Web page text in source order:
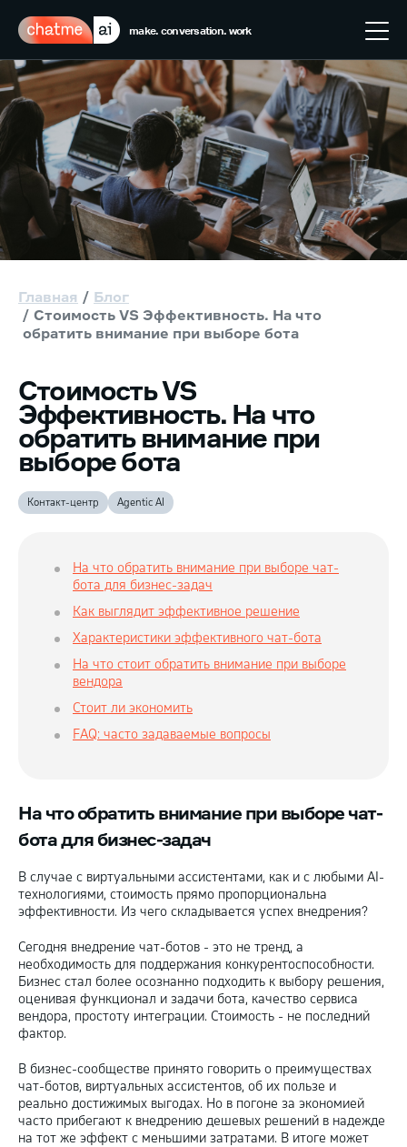
make. conversation. work
Главная
Блог
Стоимость VS Эффективность. На что
обратить внимание при выборе бота
Стоимость VS
Эффективность. На что
обратить внимание при
выборе бота
Контакт-центр Agentic AI
На что обратить внимание при выборе чат-
бота для бизнес-задач
Как выглядит эффективное решение
Характеристики эффективного чат-бота
На что стоит обратить внимание при выборе
вендора
Стоит ли экономить
FAQ: часто задаваемые вопросы
На что обратить внимание при выборе чат-
бота для бизнес-задач
В случае с виртуальными ассистентами, как и с любыми AI-
технологиями, стоимость прямо пропорциональна
эффективности. Из чего складывается успех внедрения?
Сегодня внедрение чат-ботов - это не тренд, а
необходимость для поддержания конкурентоспособности.
Бизнес стал более осознанно подходить к выбору решения,
оценивая функционал и задачи бота, качество сервиса
вендора, простоту интеграции. Стоимость - не последний
фактор.
В бизнес-сообществе принято говорить о преимуществах
чат-ботов, виртуальных ассистентов, об их пользе и
реально достижимых выгодах. Но в погоне за экономией
часто прибегают к внедрению дешевых решений в надежде
на тот же эффект с меньшими затратами. В итоге может